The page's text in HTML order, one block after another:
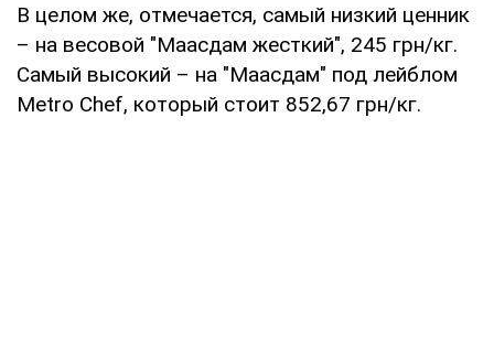
В целом же, отмечается, самый низкий ценник
– на весовой "Маасдам жесткий", 245 грн/кг.
Самый высокий – на "Маасдам" под лейблом
Metro Chef, который стоит 852,67 грн/кг.